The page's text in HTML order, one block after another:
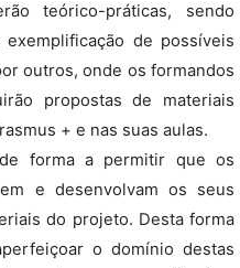
teórico-práticas, sendo
de possíveis
outros, onde os formandos
propostas de materiais
+ e nas suas aulas.
forma a permitir que os
e desenvolvam os seus
do projeto. Desta forma
o domínio destas